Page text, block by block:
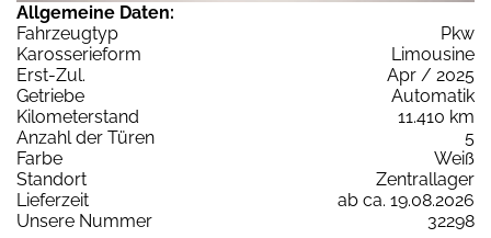
Allgemeine Daten:
Fahrzeugtyp
Pkw
Karosserieform
Limousine
Erst-Zul.
Apr / 2025
Getriebe
Automatik
Kilometerstand
11.410 km
Anzahl der Türen
5
Farbe
Weiß
Standort
Zentrallager
Lieferzeit
ab ca. 19.08.2026
Unsere Nummer
32298